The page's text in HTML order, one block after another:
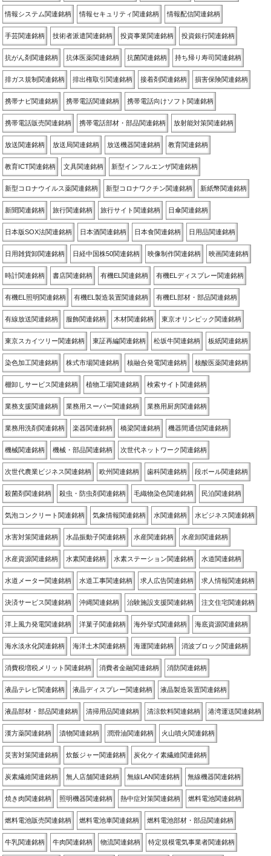
情報システム関連銘柄 情報セキュリティ関連銘柄 情報配信関連銘柄
手芸関連銘柄 技術者派遣関連銘柄 投資事業関連銘柄 投資銀行関連銘柄
抗がん剤関連銘柄 抗体医薬関連銘柄 抗菌関連銘柄 持ち帰り寿司関連銘柄
排ガス規制関連銘柄 排出権取引関連銘柄 接着剤関連銘柄 損害保険関連銘柄
携帯ナビ関連銘柄 携帯電話関連銘柄 携帯電話向けソフト関連銘柄
携帯電話販売関連銘柄 携帯電話部材・部品関連銘柄 放射能対策関連銘柄
放送関連銘柄 放送局関連銘柄 放送機器関連銘柄 教育関連銘柄
教育ICT関連銘柄 文具関連銘柄 新型インフルエンザ関連銘柄
新型コロナウイルス薬関連銘柄 新型コロナワクチン関連銘柄 新紙幣関連銘柄
新聞関連銘柄 旅行関連銘柄 旅行サイト関連銘柄 日傘関連銘柄
日本版SOX法関連銘柄 日本酒関連銘柄 日本食関連銘柄 日用品関連銘柄
日用雑貨卸関連銘柄 日経中国株50関連銘柄 映像制作関連銘柄 映画関連銘柄
時計関連銘柄 書店関連銘柄 有機EL関連銘柄 有機ELディスプレー関連銘柄
有機EL照明関連銘柄 有機EL製造装置関連銘柄 有機EL部材・部品関連銘柄
有線放送関連銘柄 服飾関連銘柄 木材関連銘柄 東京オリンピック関連銘柄
東京スカイツリー関連銘柄 東証再編関連銘柄 松坂牛関連銘柄 板紙関連銘柄
染色加工関連銘柄 株式市場関連銘柄 核融合発電関連銘柄 核酸医薬関連銘柄
棚卸しサービス関連銘柄 植物工場関連銘柄 検索サイト関連銘柄
業務支援関連銘柄 業務用スーパー関連銘柄 業務用厨房関連銘柄
業務用洗剤関連銘柄 楽器関連銘柄 橋梁関連銘柄 機器間通信関連銘柄
機械関連銘柄 機械・部品関連銘柄 次世代ネットワーク関連銘柄
次世代農業ビジネス関連銘柄 欧州関連銘柄 歯科関連銘柄 段ボール関連銘柄
殺菌剤関連銘柄 殺虫・防虫剤関連銘柄 毛織物染色関連銘柄 民泊関連銘柄
気泡コンクリート関連銘柄 気象情報関連銘柄 水関連銘柄 水ビジネス関連銘柄
水害対策関連銘柄 水晶振動子関連銘柄 水産関連銘柄 水産卸関連銘柄
水産資源関連銘柄 水素関連銘柄 水素ステーション関連銘柄 水道関連銘柄
水道メーター関連銘柄 水道工事関連銘柄 求人広告関連銘柄 求人情報関連銘柄
決済サービス関連銘柄 沖縄関連銘柄 治験施設支援関連銘柄 注文住宅関連銘柄
洋上風力発電関連銘柄 洋菓子関連銘柄 海外挙式関連銘柄 海底資源関連銘柄
海水淡水化関連銘柄 海洋土木関連銘柄 海運関連銘柄 消波ブロック関連銘柄
消費税増税メリット関連銘柄 消費者金融関連銘柄 消防関連銘柄
液晶テレビ関連銘柄 液晶ディスプレー関連銘柄 液晶製造装置関連銘柄
液晶部材・部品関連銘柄 清掃用品関連銘柄 清涼飲料関連銘柄 港湾運送関連銘柄
漢方薬関連銘柄 漬物関連銘柄 潤滑油関連銘柄 火山噴火関連銘柄
災害対策関連銘柄 炊飯ジャー関連銘柄 炭化ケイ素繊維関連銘柄
炭素繊維関連銘柄 無人店舗関連銘柄 無線LAN関連銘柄 無線機器関連銘柄
焼き肉関連銘柄 照明機器関連銘柄 熱中症対策関連銘柄 燃料電池関連銘柄
燃料電池販売関連銘柄 燃料電池車関連銘柄 燃料電池部材・部品関連銘柄
牛乳関連銘柄 牛肉関連銘柄 物流関連銘柄 特定規模電気事業者関連銘柄